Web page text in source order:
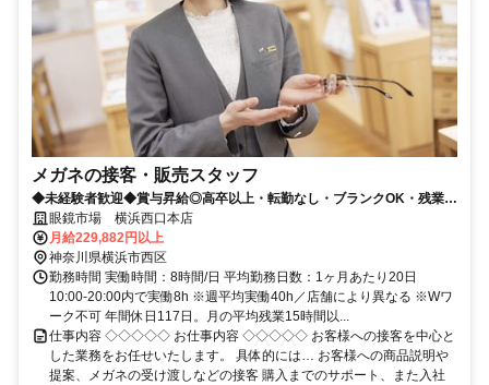
メガネの接客・販売スタッフ
◆未経験者歓迎◆賞与昇給◎高卒以上・転勤なし・ブランクOK・残業少
なめ・業界No1！
眼鏡市場 横浜西口本店
月給229,882円以上
神奈川県横浜市西区
勤務時間 実働時間：8時間/日 平均勤務日数：1ヶ月あたり20日
10:00-20:00内で実働8h ※週平均実働40h／店舗により異なる ※Wワ
ーク不可 年間休日117日。月の平均残業15時間以...
仕事内容 ◇◇◇◇◇ お仕事内容 ◇◇◇◇◇ お客様への接客を中心と
した業務をお任せいたします。 具体的には… お客様への商品説明や
提案、メガネの受け渡しなどの接客 購入までのサポート、また入社